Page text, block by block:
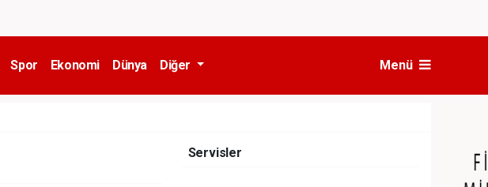
Spor Ekonomi Dünya Diğer Menü
Servisler